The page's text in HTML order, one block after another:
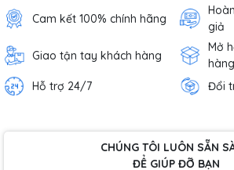
Cam kết 100% chính hãng
giả
Giao tận tay khách hàng
Mở
hàng
Hỗ trợ 24/7
Đổi
CHÚNG TÔI LUÔN SẴN
ĐỂ GIÚP ĐỠ BẠN